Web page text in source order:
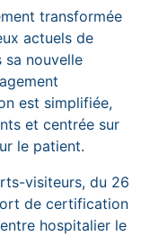
transformée
actuels de
sa nouvelle
est simplifiée,
et centrée sur
le patient.
visiteurs, du 26
de certification
hospitalier le